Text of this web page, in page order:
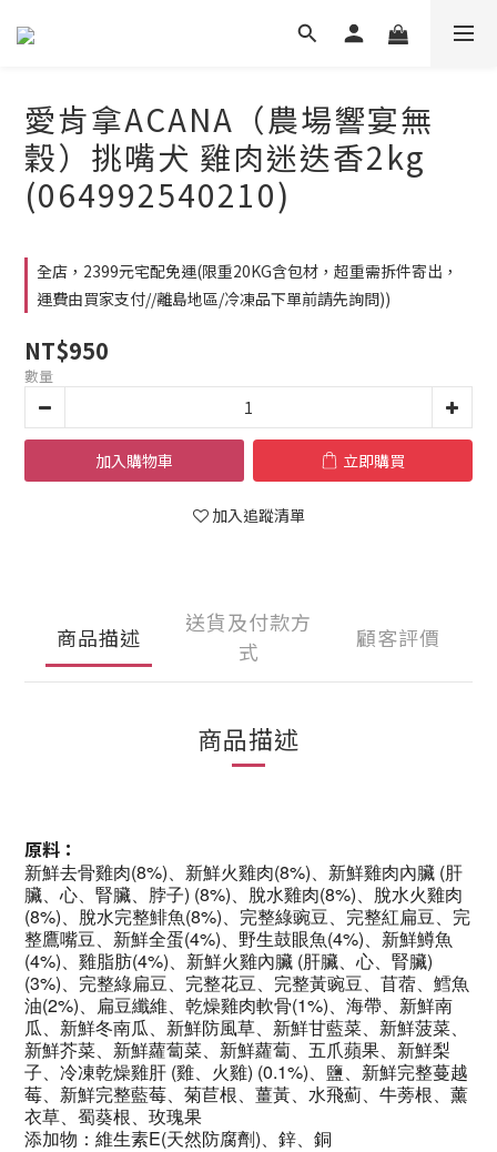
愛肯拿ACANA（農場響宴無
穀）挑嘴犬 雞肉迷迭香2kg
(064992540210)
全店，2399元宅配免運(限重20KG含包材，超重需拆件寄出，
運費由買家支付//離島地區/冷凍品下單前請先詢問))
NT$950
數量
加入購物車 立即購買
加入追蹤清單
商品描述
送貨及付款方
式
顧客評價
商品描述
原料：
新鮮去骨雞肉(8%)、新鮮火雞肉(8%)、新鮮雞肉內臟 (肝
臟、心、腎臟、脖子) (8%)、脫水雞肉(8%)、脫水火雞肉
(8%)、脫水完整鯡魚(8%)、完整綠豌豆、完整紅扁豆、完
整鷹嘴豆、新鮮全蛋(4%)、野生鼓眼魚(4%)、新鮮鱒魚
(4%)、雞脂肪(4%)、新鮮火雞內臟 (肝臟、心、腎臟)
(3%)、完整綠扁豆、完整花豆、完整黃豌豆、苜蓿、鱈魚
油(2%)、扁豆纖維、乾燥雞肉軟骨(1%)、海帶、新鮮南
瓜、新鮮冬南瓜、新鮮防風草、新鮮甘藍菜、新鮮菠菜、
新鮮芥菜、新鮮蘿蔔菜、新鮮蘿蔔、五爪蘋果、新鮮梨
子、冷凍乾燥雞肝 (雞、火雞) (0.1%)、鹽、新鮮完整蔓越
莓、新鮮完整藍莓、菊苣根、薑黃、水飛薊、牛蒡根、薰
衣草、蜀葵根、玫瑰果
添加物：維生素E(天然防腐劑)、鋅、銅